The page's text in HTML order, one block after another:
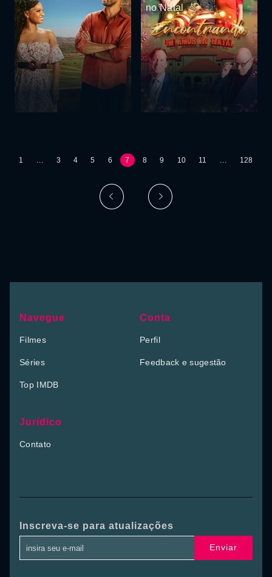
no Natal
1 3 4 5 6 7 8 9 10 11 128
Navegue
Filmes
Séries
Top IMDB
Conta
Perfil
Feedback e sugestão
Jurídico
Contato
Inscreva-se para atualizações
Enviar